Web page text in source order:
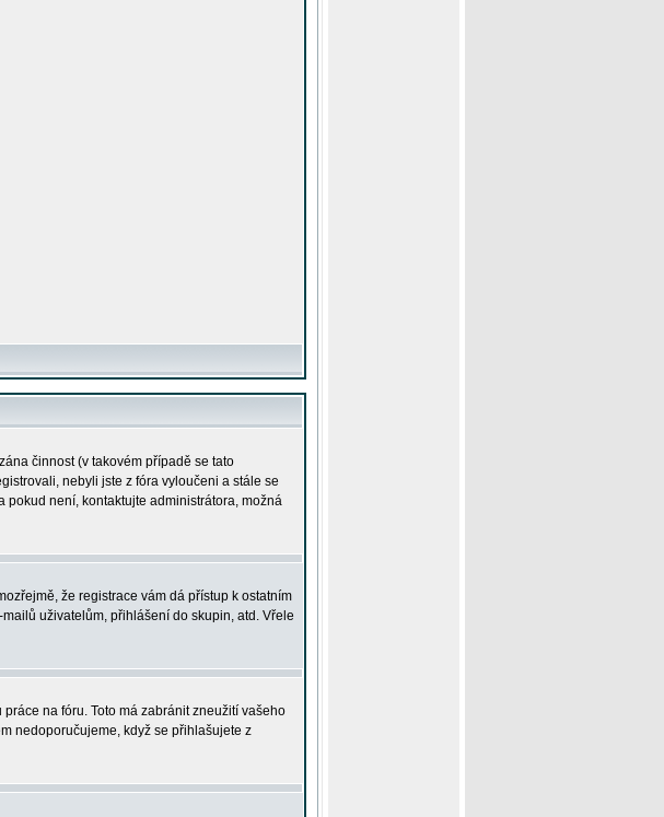
činnost (v takovém případě se tato
nebyli jste z fóra vyloučeni a stále se
pokud není, kontaktujte administrátora, možná
že registrace vám dá přístup k ostatním
uživatelům, přihlášení do skupin, atd. Vřele
na fóru. Toto má zabránit zneužití vašeho
nedoporučujeme, když se přihlašujete z